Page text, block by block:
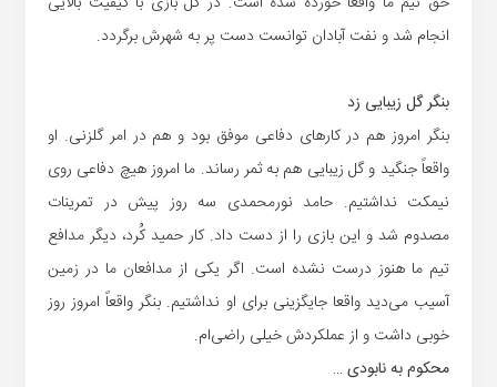
انجام شد و نفت آبادان توانست دست پر به شهرش برگردد.
بنگر گل زیبایی زد
بنگر امروز هم در کارهای دفاعی موفق بود و هم در امر گلزنی. او
واقعاً جنگید و گل زیبایی هم به ثمر رساند. ما امروز هیچ دفاعی روی
نیمکت نداشتیم. حامد نورمحمدی سه روز پیش در تمرینات
مصدوم شد و این بازی را از دست داد. کار حمید کُرد، دیگر مدافع
تیم ما هنوز درست نشده است. اگر یکی از مدافعان ما در زمین
آسیب می‌دید واقعا جایگزینی برای او نداشتیم. بنگر واقعاً امروز روز
خوبی داشت و از عملکردش خیلی راضی‌ام.
محکوم به نابودی …